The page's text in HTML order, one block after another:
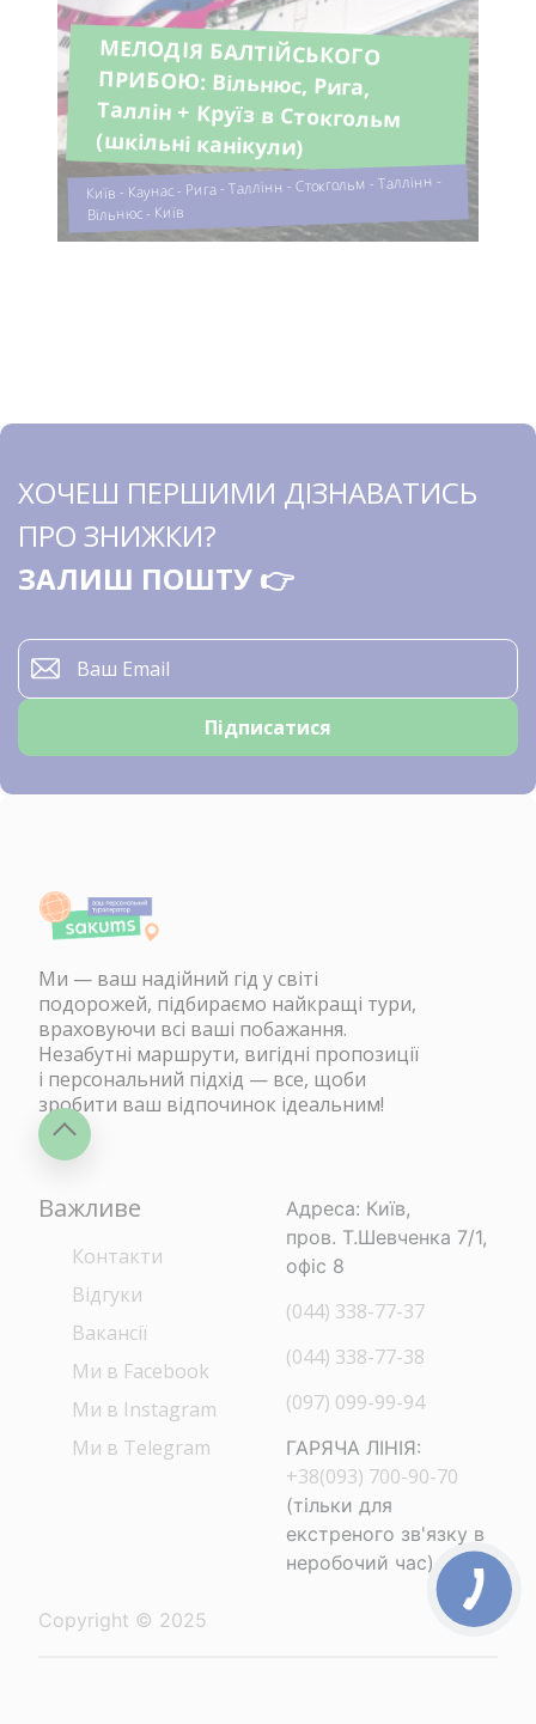
МЕЛОДІЯ БАЛТІЙСЬКОГО
ПРИБОЮ: Вільнюс, Рига,
Таллін + Круїз в Стокгольм
(шкільні канікули)
Київ - Каунас - Рига - Таллінн - Стокгольм - Таллінн -
Вільнюс - Київ
ХОЧЕШ ПЕРШИМИ ДІЗНАВАТИСЬ
ПРО ЗНИЖКИ?
ЗАЛИШ ПОШТУ 👉
Ми — ваш надійний гід у світі
подорожей, підбираємо найкращі тури,
враховуючи всі ваші побажання.
Незабутні маршрути, вигідні пропозиції
і персональний підхід — все, щоби
зробити ваш відпочинок ідеальним!
Важливе
Контакти
Відгуки
Вакансії
Ми в Facebook
Ми в Instagram
Ми в Telegram
Адреса: Київ,
пров. Т.Шевченка 7/1,
офіс 8
(044) 338-77-37
(044) 338-77-38
(097) 099-99-94
ГАРЯЧА ЛІНІЯ:
+38(093) 700-90-70
(тільки для
екстреного зв'язку в
неробочий час)
Copyright © 2025